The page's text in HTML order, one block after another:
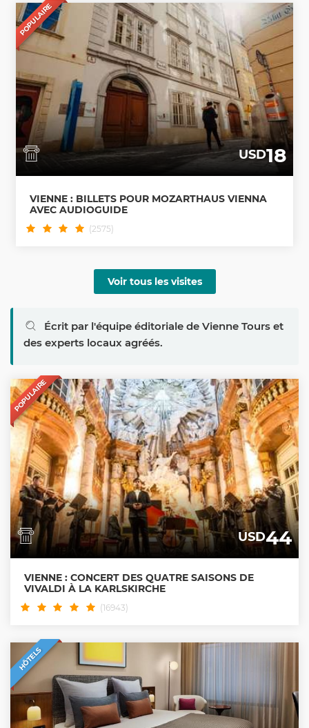
POPULAIRE
USD18
VIENNE : BILLETS POUR MOZARTHAUS VIENNA
AVEC AUDIOGUIDE
(2575)
Voir tous les visites
Écrit par l'équipe éditoriale de Vienne Tours et
des experts locaux agréés.
POPULAIRE
USD44
VIENNE : CONCERT DES QUATRE SAISONS DE
VIVALDI À LA KARLSKIRCHE
(16943)
HÔTELS